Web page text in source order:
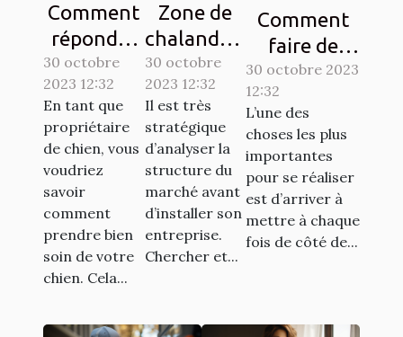
Comment
répondre
aux
besoins de
base de
votre
chien ?
30 octobre
2023 12:32
En tant que
propriétaire
de chien, vous
voudriez
savoir
comment
prendre bien
soin de votre
chien. Cela...
Zone de
chalandise
: qu’est-ce
que c’est ?
30 octobre
2023 12:32
Il est très
stratégique
d’analyser la
structure du
marché avant
d’installer son
entreprise.
Chercher et...
Comment
faire de
l’économie ?
Tout savoir.
30 octobre 2023
12:32
L’une des
choses les plus
importantes
pour se réaliser
est d’arriver à
mettre à chaque
fois de côté de...